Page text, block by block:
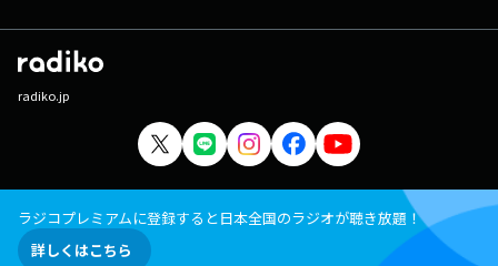
radiko.jp
ラジコプレミアムに登録すると日本全国のラジオが聴き放題！
詳しくはこちら